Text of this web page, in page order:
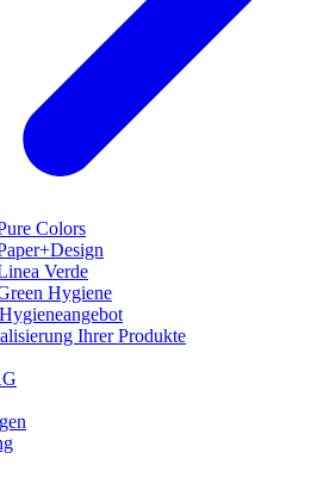
Colors
Verde
Hygiene
Ihrer Produkte